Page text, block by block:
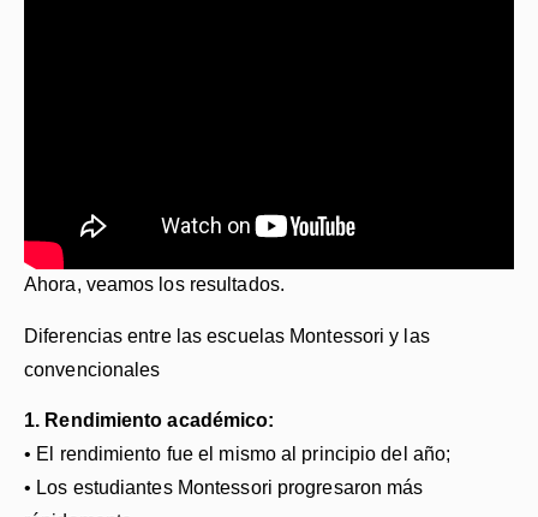
Ahora, veamos los resultados.
Diferencias entre las escuelas Montessori y las
convencionales
1. Rendimiento académico:
• El rendimiento fue el mismo al principio del año;
• Los estudiantes Montessori progresaron más